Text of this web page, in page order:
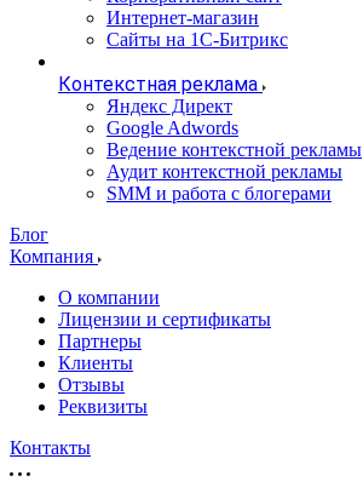
Интернет-магазин
Сайты на 1С-Битрикс
Контекстная реклама
Яндекс Директ
Google Adwords
Ведение контекстной рекламы
Аудит контекстной рекламы
SMM и работа с блогерами
Блог
Компания
О компании
Лицензии и сертификаты
Партнеры
Клиенты
Отзывы
Реквизиты
Контакты